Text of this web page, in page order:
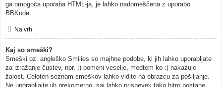
ga omogoča uporaba HTML-ja, je lahko nadomeščena z uporabo
BBKode.
Na vrh
Kaj so smeški?
Smeški oz. angleško Smilies so majhne podobe, ki jih lahko uporabljate
za izražanje čustev, npr. :) pomeni veselje, medtem ko :( nakazuje
žalost. Celoten seznam smeškov lahko vidite na obrazcu za pošiljanje.
Ne uporabljajte jih prekomerno, saj lahko prispevek tako hitro postane